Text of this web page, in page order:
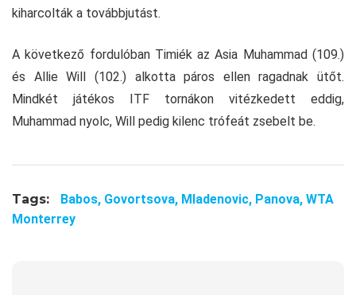
kiharcolták a továbbjutást.
A következő fordulóban Timiék az Asia Muhammad (109.)
és Allie Will (102.) alkotta páros ellen ragadnak ütőt.
Mindkét játékos ITF tornákon vitézkedett eddig,
Muhammad nyolc, Will pedig kilenc trófeát zsebelt be.
Tags: Babos, Govortsova, Mladenovic, Panova, WTA
Monterrey